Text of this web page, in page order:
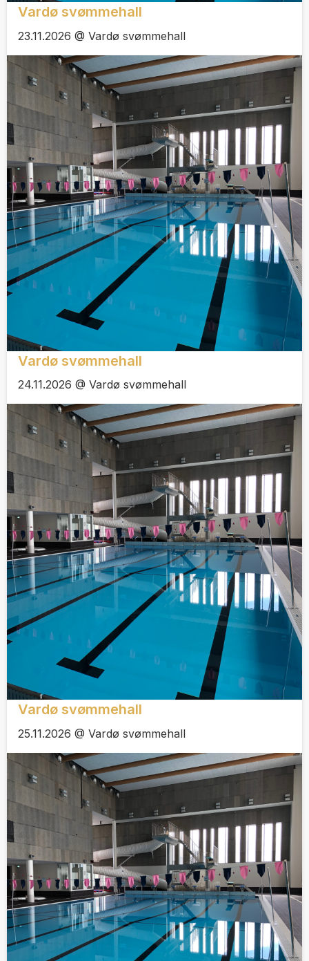
Vardø svømmehall
23.11.2026 @ Vardø svømmehall
Vardø svømmehall
24.11.2026 @ Vardø svømmehall
Vardø svømmehall
25.11.2026 @ Vardø svømmehall